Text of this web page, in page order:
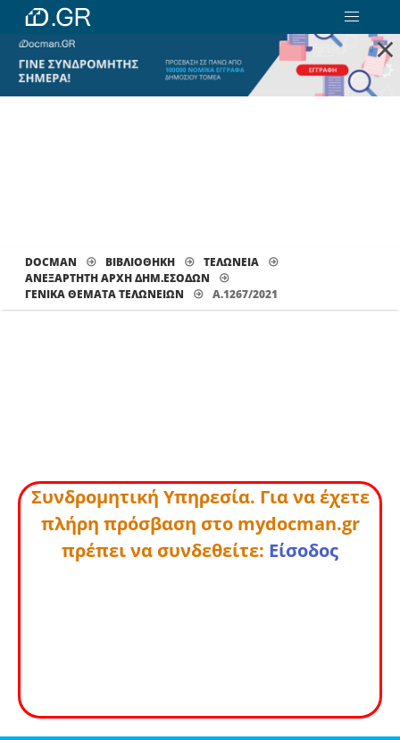
×
DOCMAN ΒΙΒΛΙΟΘΗΚΗ
ΤΕΛΩΝΕΙΑ
ΑΝΕΞΑΡΤΗΤΗ ΑΡΧΗ ΔΗΜ.ΕΣΟΔΩΝ
ΓΕΝΙΚΆ ΘΈΜΑΤΑ ΤΕΛΩΝΕΊΩΝ
Α.1267/2021
Συνδρομητική Υπηρεσία. Για να έχετε
πλήρη πρόσβαση στο mydocman.gr
πρέπει να συνδεθείτε: Είσοδος